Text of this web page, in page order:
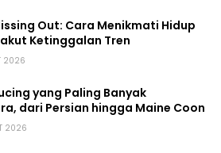
Out: Cara Menikmati Hidup
Ketinggalan Tren
2026
yang Paling Banyak
dari Persian hingga Maine Coon
2026